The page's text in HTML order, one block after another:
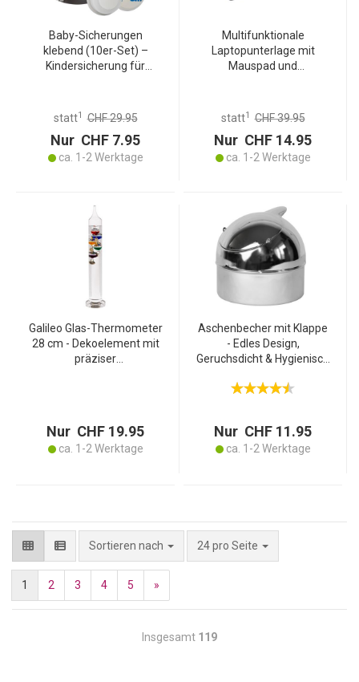
Baby-Sicherungen
klebend (10er-Set) –
Kindersicherung für
Klebepads, weiss
statt1 CHF 29.95
Nur CHF 7.95
ca. 1-2 Werktage
Multifunktionale
Laptopunterlage mit
Mauspad und
tragbar - für Home-Office,
statt1 CHF 39.95
Nur CHF 14.95
ca. 1-2 Werktage
Galileo Glas-Thermometer
28 cm - Dekoelement mit
präziser
Nur CHF 19.95
ca. 1-2 Werktage
Aschenbecher mit Klappe
- Edles Design,
Geruchsdicht & Hygienisch
cm - Für Innen- &
Nur CHF 11.95
ca. 1-2 Werktage
Sortieren nach 24 pro Seite
1 2 3 4 5 »
Insgesamt 119